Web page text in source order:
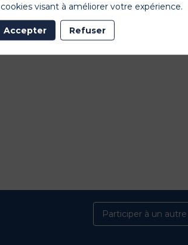
Participer à un
visant à améliorer votre expérience.
Accepter Refuser